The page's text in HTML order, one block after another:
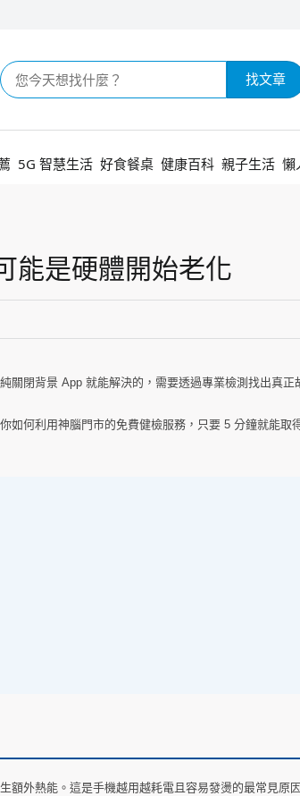
找文章
5G 智慧生活 好食餐桌 健康百科 親子生活 懶
能是硬體開始老化
閉背景 App 就能解決的，需要透過專業檢測找出真正
如何利用神腦門市的免費健檢服務，只要 5 分鐘就能取
額外熱能。這是手機越用越耗電且容易發燙的最常見原